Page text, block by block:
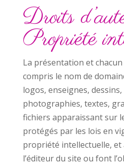
Droits
Propriété
La présentation et
compris le nom de
logos, enseignes,
photographies, textes,
fichiers apparaissant sur
protégés par les lois en
propriété intellectuelle,
l’éditeur du site ou font